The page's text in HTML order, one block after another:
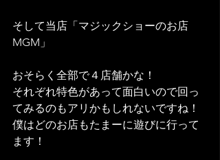
そして当店「マジックショーのお店
MGM」
おそらく全部で４店舗かな！
それぞれ特色があって面白いので回っ
てみるのもアリかもしれないですね！
僕はどのお店もたまーに遊びに行って
ます！